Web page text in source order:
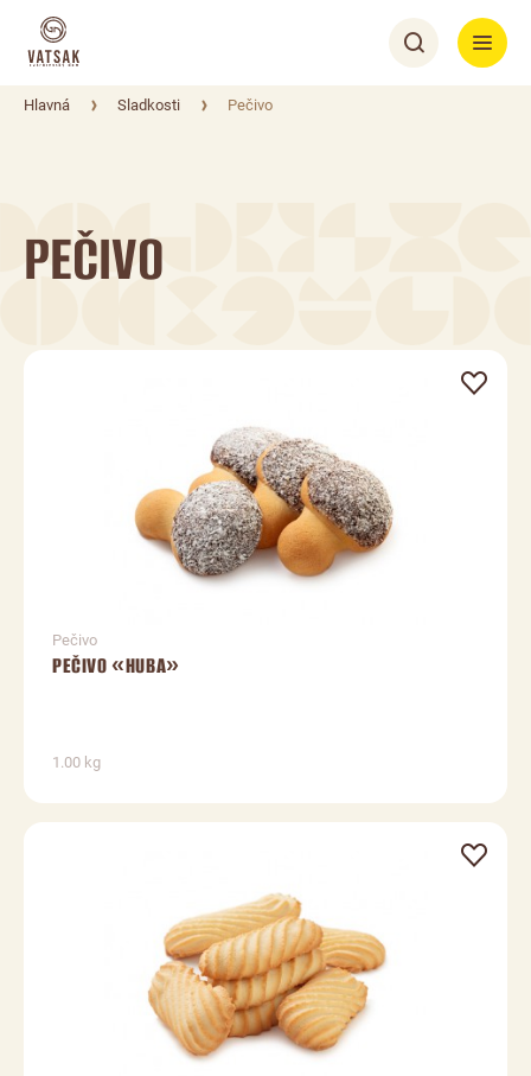
Hlavná Sladkosti Pečivo
PEČIVO
Pečivo
PEČIVO «HUBA»
1.00 kg